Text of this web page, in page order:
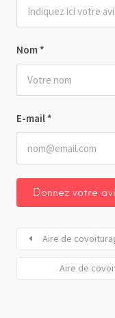
Nom *
E-mail *
Aire de
Aire de